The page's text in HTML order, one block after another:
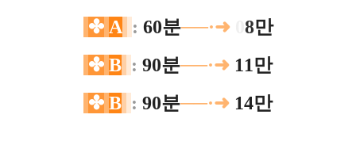
✤ A : 60분──·➜ 8만
✤ B : 90분──·➜ 11만
✤ B : 90분──·➜ 14만